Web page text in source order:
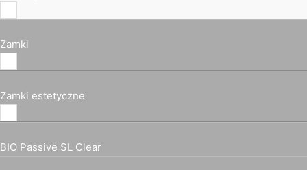
Zamki
Zamki estetyczne
BIO Passive SL Clear